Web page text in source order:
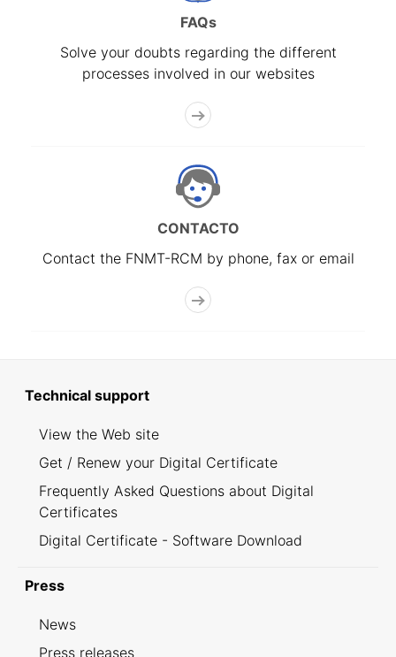
FAQs
Solve your doubts regarding the different
processes involved in our websites
CONTACTO
Contact the FNMT-RCM by phone, fax or email
Technical support
View the Web site
Get / Renew your Digital Certificate
Frequently Asked Questions about Digital
Certificates
Digital Certificate - Software Download
Press
News
Press releases